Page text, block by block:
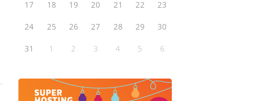
17 18 19 20 21 22 23
24 25 26 27 28 29 30
31 1 2 3 4 5 6